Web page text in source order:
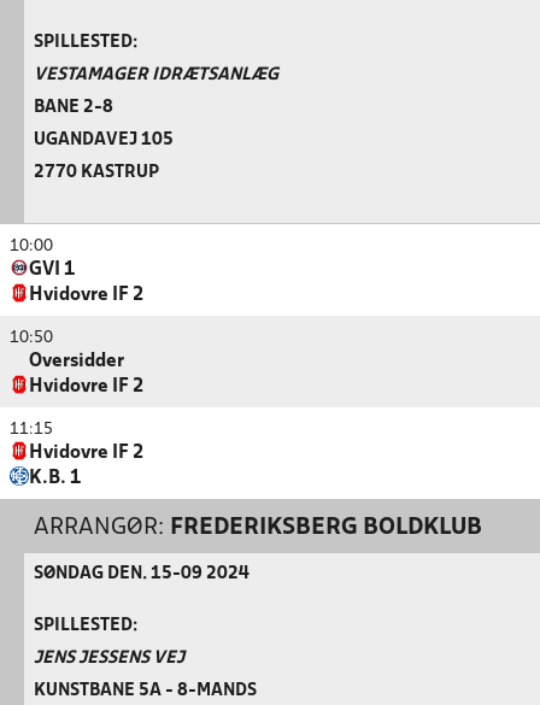
SPILLESTED:
VESTAMAGER IDRÆTSANLÆG
BANE 2-8
UGANDAVEJ 105
2770 KASTRUP
10:00
GVI 1
Hvidovre IF 2
10:50
Oversidder
Hvidovre IF 2
11:15
Hvidovre IF 2
K.B. 1
ARRANGØR: FREDERIKSBERG BOLDKLUB
SØNDAG DEN. 15-09 2024
SPILLESTED:
JENS JESSENS VEJ
KUNSTBANE 5A - 8-MANDS